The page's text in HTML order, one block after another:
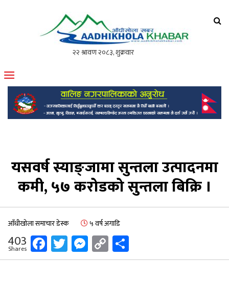
मोफसलकै लोकप्रिय अनलाइन पत्रिका
यसवर्ष स्याङ्जामा सुन्तला उत्पादनमा
कमी, ५७ करोडको सुन्तला बिक्रि ।
आँधीखोला समाचार डेस्क ५ वर्ष अगाडि
403
Shares Facebook
Twitter
Messenger
Copy
Link